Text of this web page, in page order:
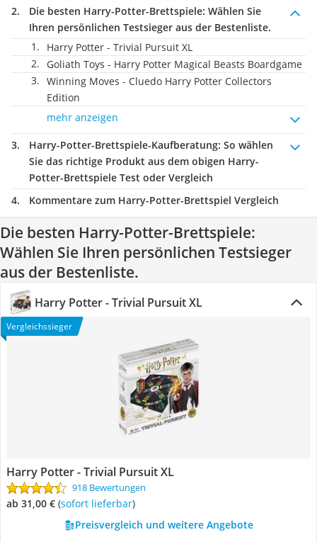
Die besten Harry-Potter-Brettspiele: Wählen Sie
Ihren persönlichen Testsieger aus der Bestenliste.
Harry Potter - Trivial Pursuit XL
Goliath Toys - Harry Potter Magical Beasts Boardgame
Winning Moves - Cluedo Harry Potter Collectors
Edition
mehr anzeigen
Harry-Potter-Brettspiele-Kaufberatung: So wählen
Sie das richtige Produkt aus dem obigen Harry-
Potter-Brettspiele Test oder Vergleich
Kommentare zum Harry-Potter-Brettspiel Vergleich
Die besten Harry-Potter-Brettspiele:
Wählen Sie Ihren persönlichen Testsieger
aus der Bestenliste.
Harry Potter - Trivial Pursuit XL
Vergleichssieger
Harry Potter - Trivial Pursuit XL
918 Bewertungen
ab 31,00 € ( Sofort lieferbar)
Preisvergleich und weitere Angebote